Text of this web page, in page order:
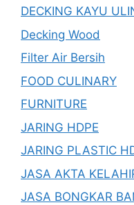
DECKING KAYU
Decking Wood
Filter Air Bersih
FOOD CULINARY
FURNITURE
JARING HDPE
JARING PLASTIC
JASA AKTA
JASA BONGKAR